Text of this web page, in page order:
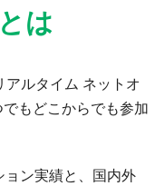
は
ルタイム ネットオ
もどこからでも参加
ン実績と、国内外